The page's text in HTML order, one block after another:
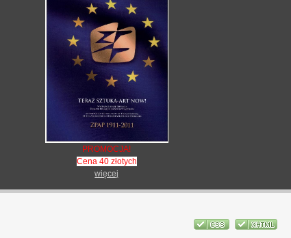
PROMOCJA!
Cena 40 złotych
więcej